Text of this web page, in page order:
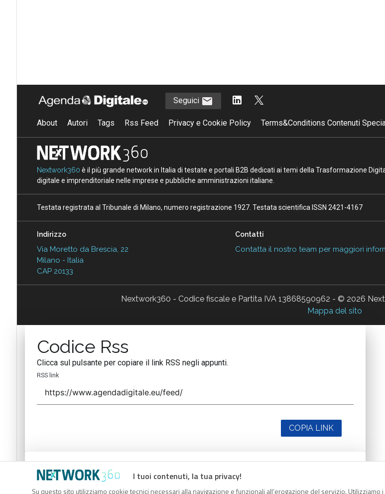
I tuoi contenuti, la tua privacy!
Su questo sito utilizziamo cookie tecnici necessari alla navigazione e funzionali all’erogazione del servizio. Utilizziamo
Seguici
About Autori Tags Rss Feed Privacy e Cookie Policy Terms&Conditions Contenuti
Nextwork360 è il più grande network in Italia di testate e portali B2B dedicati ai temi della Trasformazione
digitale e imprenditoriale nelle imprese e pubbliche amministrazioni italiane.
Testata registrata al Tribunale di Milano, numero registrazione 1927. Testata scientifica ISSN 2421-4167
Indirizzo
Via Moretto da Brescia, 22
Milano - Italia
CAP 20133
Contatti
Contatta il nostro team per maggiori
Nextwork360 - Codice fiscale e Partita IVA 13868590962 - © 2026
Mappa del sito
Codice Rss
Clicca sul pulsante per copiare il link RSS negli appunti.
RSS link
COPIA LINK
Codice Rss
Clicca sul pulsante per copiare il link RSS negli appunti.